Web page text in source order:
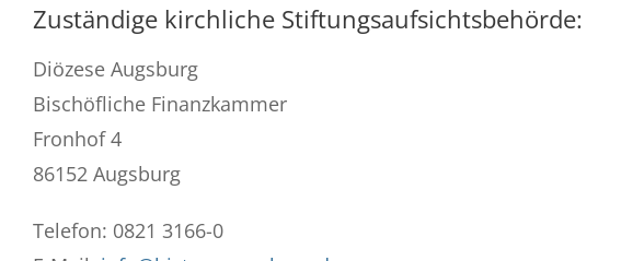
Zuständige kirchliche Stiftungsaufsichtsbehörde:
Diözese Augsburg
Bischöfliche Finanzkammer
Fronhof 4
86152 Augsburg
Telefon: 0821 3166-0